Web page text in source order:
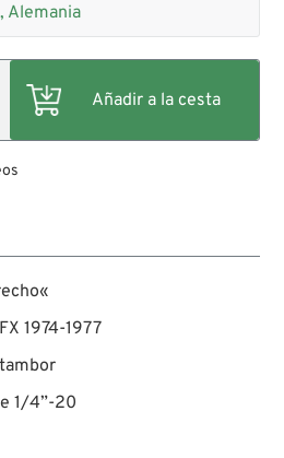
Alemania
1974-1977
1/4”-20